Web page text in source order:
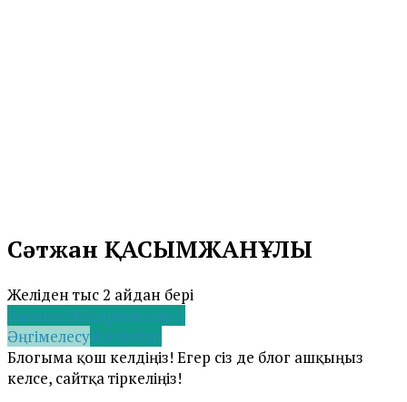
Сәтжан ҚАСЫМЖАНҰЛЫ
Желіден тыс 2 айдан бері
Бағалау 0Оқырмандар 2
ӘңгімелесуЖазбалар
Блогыма қош келдіңіз! Егер сіз де блог ашқыңыз
келсе, сайтқа тіркеліңіз!